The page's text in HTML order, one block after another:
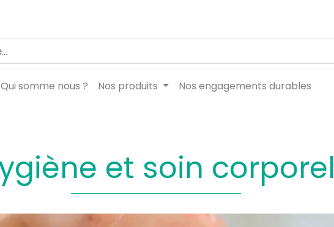
Qui somme nous ? Nos produits Nos engagements durables
et soin corporel